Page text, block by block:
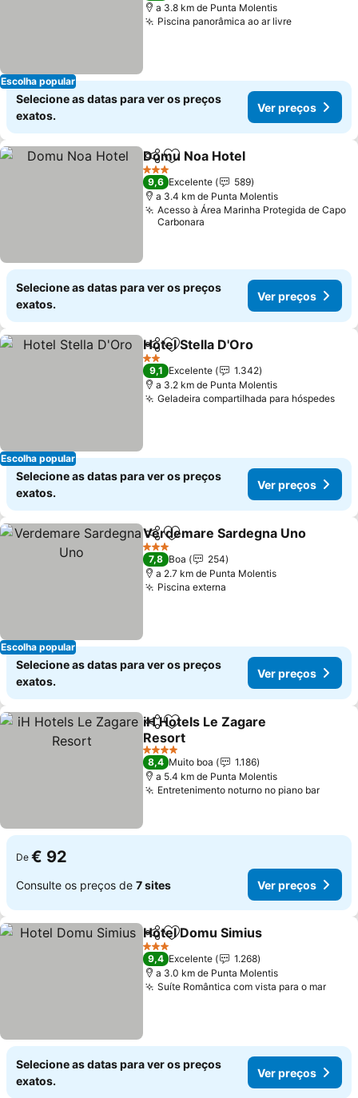
Escolha popular
a 3.8 km de Punta Molentis
Piscina panorâmica ao ar livreVer preços
Selecione as datas para ver os preços
exatos.
Ver preços
PartilharAdicionar aos favoritos
Domu Noa Hotel
3 Estrelas
9,6 Excelente
589
a 3.4 km de Punta Molentis
Acesso à Área Marinha Protegida de Capo
Carbonara
Selecione as datas para ver os preços
exatos.
Ver preços
Escolha popular
PartilharAdicionar aos favoritos
Hotel Stella D'Oro
2 Estrelas
9,1 Excelente
1.342
a 3.2 km de Punta Molentis
Geladeira compartilhada para hóspedes
Selecione as datas para ver os preços
exatos.
Ver preços
Escolha popular
PartilharAdicionar aos favoritos
Verdemare Sardegna Uno
3 Estrelas
7,8 Boa
254
a 2.7 km de Punta Molentis
Piscina externa
Selecione as datas para ver os preços
exatos.
Ver preços
PartilharAdicionar aos favoritos
iH Hotels Le Zagare
Resort
Ver preços
4 Estrelas
8,4 Muito boa
1.186
a 5.4 km de Punta Molentis
Entretenimento noturno no piano barVer
De € 92
Consulte os preços de 7 sites Ver preços
PartilharAdicionar aos favoritos
Hotel Domu Simius
3 Estrelas
9,4 Excelente
1.268
a 3.0 km de Punta Molentis
Suíte Romântica com vista para o marVer
Selecione as datas para ver os preços
exatos.
Ver preços